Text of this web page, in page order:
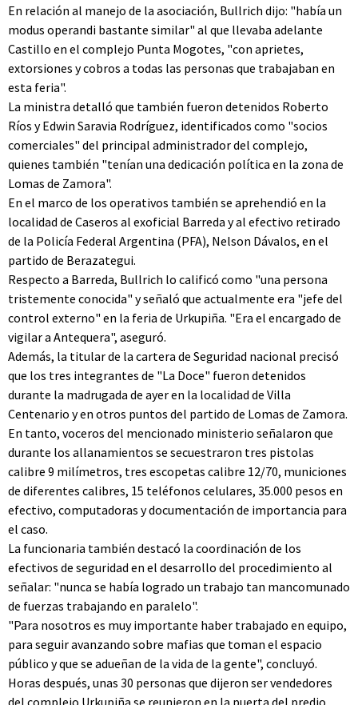
En relación al manejo de la asociación, Bullrich dijo: "había un
modus operandi bastante similar" al que llevaba adelante
Castillo en el complejo Punta Mogotes, "con aprietes,
extorsiones y cobros a todas las personas que trabajaban en
esta feria".
La ministra detalló que también fueron detenidos Roberto
Ríos y Edwin Saravia Rodríguez, identificados como "socios
comerciales" del principal administrador del complejo,
quienes también "tenían una dedicación política en la zona de
Lomas de Zamora".
En el marco de los operativos también se aprehendió en la
localidad de Caseros al exoficial Barreda y al efectivo retirado
de la Policía Federal Argentina (PFA), Nelson Dávalos, en el
partido de Berazategui.
Respecto a Barreda, Bullrich lo calificó como "una persona
tristemente conocida" y señaló que actualmente era "jefe del
control externo" en la feria de Urkupiña. "Era el encargado de
vigilar a Antequera", aseguró.
Además, la titular de la cartera de Seguridad nacional precisó
que los tres integrantes de "La Doce" fueron detenidos
durante la madrugada de ayer en la localidad de Villa
Centenario y en otros puntos del partido de Lomas de Zamora.
En tanto, voceros del mencionado ministerio señalaron que
durante los allanamientos se secuestraron tres pistolas
calibre 9 milímetros, tres escopetas calibre 12/70, municiones
de diferentes calibres, 15 teléfonos celulares, 35.000 pesos en
efectivo, computadoras y documentación de importancia para
el caso.
La funcionaria también destacó la coordinación de los
efectivos de seguridad en el desarrollo del procedimiento al
señalar: "nunca se había logrado un trabajo tan mancomunado
de fuerzas trabajando en paralelo".
"Para nosotros es muy importante haber trabajado en equipo,
para seguir avanzando sobre mafias que toman el espacio
público y que se adueñan de la vida de la gente", concluyó.
Horas después, unas 30 personas que dijeron ser vendedores
del complejo Urkupiña se reunieron en la puerta del predio